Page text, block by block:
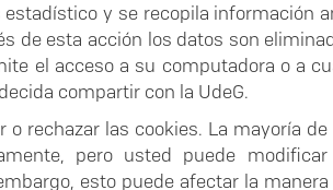
y se recopila información
de esta acción los datos son
el acceso a su computadora o a
compartir con la UdeG.
rechazar las cookies. La mayoría
pero usted puede
esto puede afectar la